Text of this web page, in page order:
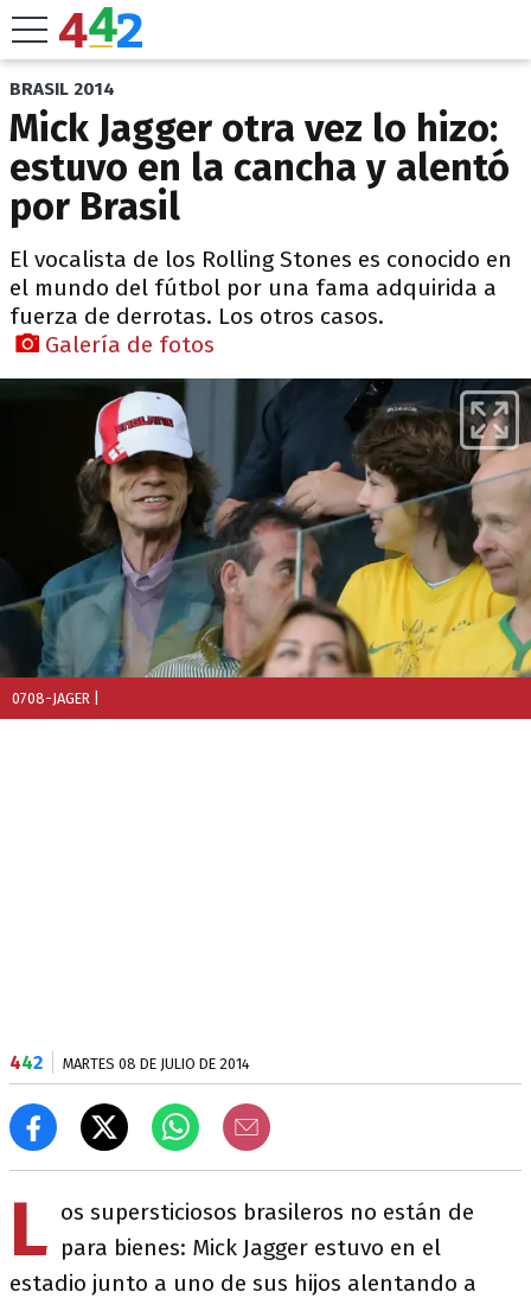
BRASIL 2014
Mick Jagger otra vez lo hizo:
estuvo en la cancha y alentó
por Brasil
El vocalista de los Rolling Stones es conocido en
el mundo del fútbol por una fama adquirida a
fuerza de derrotas. Los otros casos.
Galería de fotos
0708-JAGER
442 MARTES 08 DE JULIO DE 2014
L os supersticiosos brasileros no están de
para bienes: Mick Jagger estuvo en el
estadio junto a uno de sus hijos alentando a